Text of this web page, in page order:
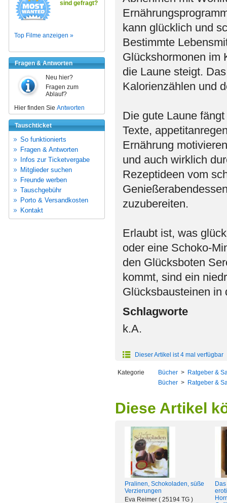
sind gefragt?
Top Filme anzeigen »
Fragen & Antworten
Neu hier?
Fragen zum
Ablauf?
Hier finden Sie Antworten
Tauschticket
So funktionierts
Fragen & Antworten
Infos zur Ticketvergabe
Mitglieder suchen
Freunde werben
Tauschgebühr
Porto & Versandkosten
Kontakt
kann glücklich und
Bestimmte
Glückshormonen im
die Laune steigt.
Kalorienzählen und
Die gute Laune
Texte,
Ernährung
und auch wirklich
Rezeptideen vom
zuzubereiten.
Erlaubt ist, was
oder eine Schoko-
den Glücksboten
kommt, sind ein
Glücksbausteinen in
Schlagworte
k.A.
Dieser Artikel ist 4 mal verfügbar
Kategorie Bücher > Ratgeber &
Bücher > Ratgeber &
Diese Artikel
Pralinen, Schokoladen, süße
Verzierungen
Eva Reimer ( 25194 TG )